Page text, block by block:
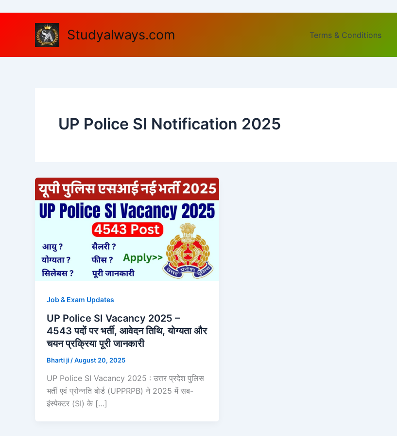
Studyalways.com Terms & Conditions
UP Police SI Notification 2025
Job & Exam Updates
UP Police SI Vacancy 2025 –
4543 पदों पर भर्ती, आवेदन तिथि, योग्यता और
चयन प्रक्रिया पूरी जानकारी
Bharti ji /August 20, 2025
UP Police SI Vacancy 2025 : उत्तर प्रदेश पुलिस
भर्ती एवं प्रोन्नति बोर्ड (UPPRPB) ने 2025 में सब-
इंस्पेक्टर (SI) के […]